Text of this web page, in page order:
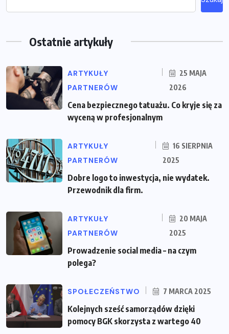
Ostatnie artykuły
ARTYKUŁY
PARTNERÓW
25 MAJA
2026
Cena bezpiecznego tatuażu. Co kryje się za
wyceną w profesjonalnym
ARTYKUŁY
PARTNERÓW
16 SIERPNIA
2025
Dobre logo to inwestycja, nie wydatek.
Przewodnik dla firm.
ARTYKUŁY
PARTNERÓW
20 MAJA
2025
Prowadzenie social media – na czym
polega?
SPOŁECZEŃSTWO 7 MARCA 2025
Kolejnych sześć samorządów dzięki
pomocy BGK skorzysta z wartego 40